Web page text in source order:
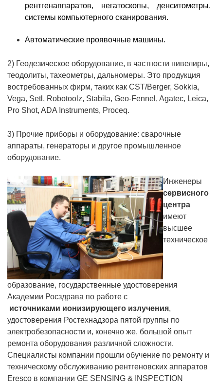
рентгенаппаратов, негатоскопы, денситометры,
системы компьютерного сканирования.
Автоматические проявочные машины.
2) Геодезическое оборудование, в частности нивелиры,
теодолиты, тахеометры, дальномеры. Это продукция
востребованных фирм, таких как CST/Berger, Sokkia,
Vega, Setl, Robotoolz, Stabila, Geo-Fennel, Agatec, Leica,
Pro Shot, ADA Instruments, Proceq.
3) Прочие приборы и оборудование: сварочные
аппараты, генераторы и другое промышленное
оборудование.
Инженеры
сервисного
центра
имеют
высшее
техническое
образование, государственные удостоверения
Академии Росздрава по работе с
источниками ионизирующего излучения,
удостоверения Ростехнадзора пятой группы по
электробезопасности и, конечно же, большой опыт
ремонта оборудования различной сложности.
Специалисты компании прошли обучение по ремонту и
техническому обслуживанию рентгеновских аппаратов
Eresco в компании GE SENSING & INSPECTION